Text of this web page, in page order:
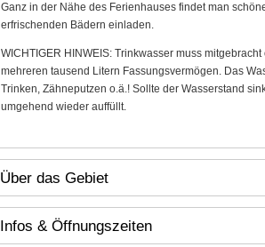
Ganz in der Nähe des Ferienhauses findet man
erfrischenden Bädern einladen.
WICHTIGER HINWEIS: Trinkwasser muss
mehreren tausend Litern Fassungsvermögen. Das
Trinken, Zähneputzen o.ä.! Sollte der Wasserstand
umgehend wieder auffüllt.
Über das Gebiet
Infos & Öffnungszeiten